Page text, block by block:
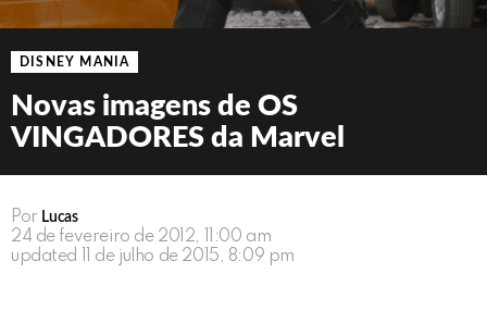
DISNEY MANIA
Novas imagens de OS
VINGADORES da Marvel
Por Lucas
24 de fevereiro de 2012, 11:00 am
updated
11 de julho de 2015, 8:09 pm